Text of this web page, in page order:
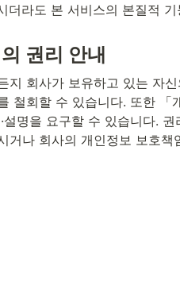
더라도 본 서비스의 본질적
권리 안내
지 회사가 보유하고 있는 자
철회할 수 있습니다. 또한
설명을 요구할 수 있습니다.
거나 회사의 개인정보 보호